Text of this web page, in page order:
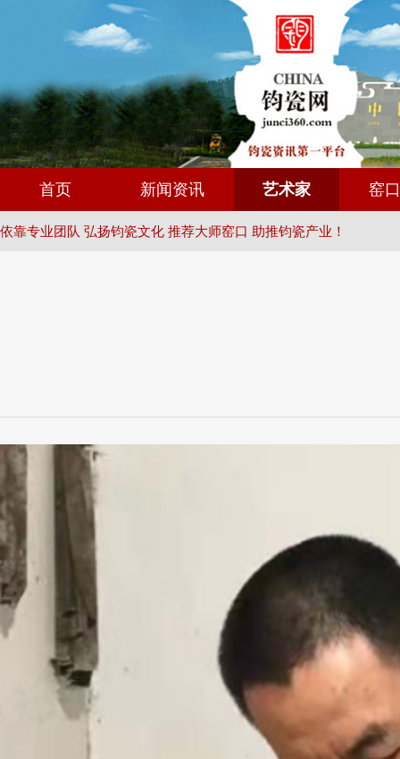
首页 新闻资讯 艺术家 窑口
依靠专业团队 弘扬钧瓷文化 推荐大师窑口 助推钧瓷产业！